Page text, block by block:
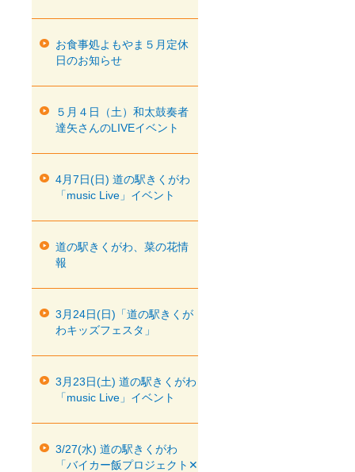
お食事処よもやま５月定休
日のお知らせ
５月４日（土）和太鼓奏者
達矢さんのLIVEイベント
4月7日(日) 道の駅きくがわ
「music Live」イベント
道の駅きくがわ、菜の花情
報
3月24日(日)「道の駅きくが
わキッズフェスタ」
3月23日(土) 道の駅きくがわ
「music Live」イベント
3/27(水) 道の駅きくがわ
「バイカー飯プロジェクト✕